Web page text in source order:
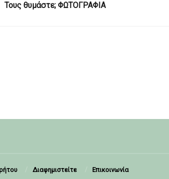
Τους θυμάστε; ΦΩΤΟΓΡΑΦΙΑ
Διαφημιστείτε Επικοινωνία